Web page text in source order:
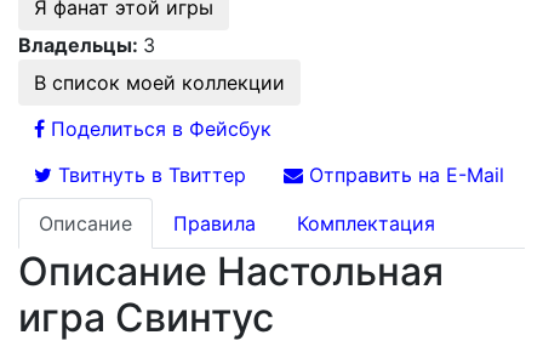
Я фанат этой игры
Владельцы: 3
В список моей коллекции
Поделиться в Фейсбук
Твитнуть в Твиттер
Отправить на E-Mail
Описание
Правила Комплектация
Описание Настольная
игра Свинтус